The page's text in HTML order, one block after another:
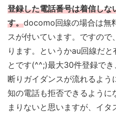
登録した電話番号は着信しな
す。docomo回線の場合は無
スが付いています。ですの
ります。というかau回線だ
とです(^^;)最大30件登録で
断りガイダンスが流れるよう
知の電話も拒否できるように
まりないと思いますが、イ